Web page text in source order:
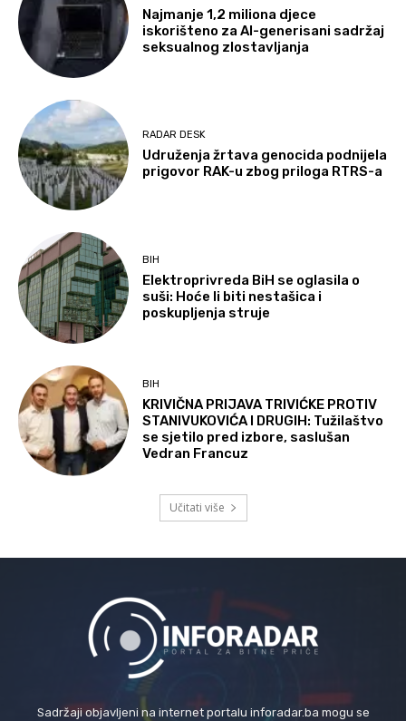
Najmanje 1,2 miliona djece
iskorišteno za AI-generisani sadržaj
seksualnog zlostavljanja
RADAR DESK
Udruženja žrtava genocida podnijela
prigovor RAK-u zbog priloga RTRS-a
BIH
Elektroprivreda BiH se oglasila o
suši: Hoće li biti nestašica i
poskupljenja struje
BIH
KRIVIČNA PRIJAVA TRIVIĆKE PROTIV
STANIVUKOVIĆA I DRUGIH: Tužilaštvo
se sjetilo pred izbore, saslušan
Vedran Francuz
Učitati više
Sadržaji objavljeni na internet portalu inforadar.ba mogu se